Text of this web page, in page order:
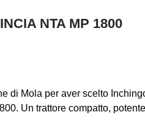
NTA MP 1800
di Mola per aver scelto
Un trattore compatto,